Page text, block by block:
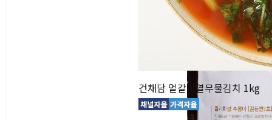
건채담 얼갈이열무물김치 1kg